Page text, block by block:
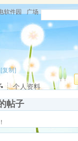
软件园 广场
[复制]
个人资料
帖子